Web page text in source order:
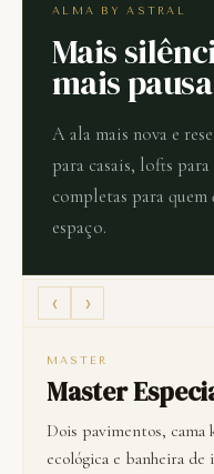
ALMA BY ASTRAL
Mais
mais
A ala mais nova e
para casais, lofts
completas para
espaço.
‹ ›
MASTER
Master
Dois pavimentos, cama
ecológica e banheira